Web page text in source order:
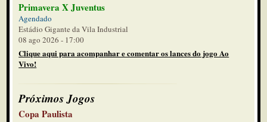
Primavera X Juventus
Agendado
Estádio Gigante da Vila Industrial
08 ago 2026 - 17:00
Clique aqui para acompanhar e comentar os lances do jogo Ao
Vivo!
Próximos Jogos
Copa Paulista